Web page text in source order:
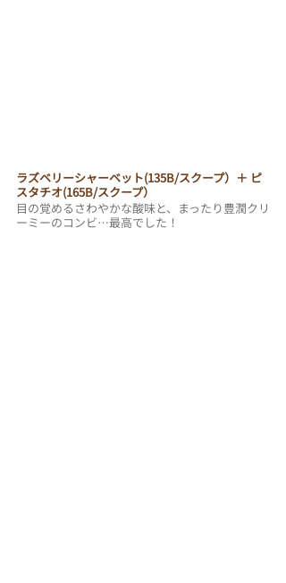
ラズベリーシャーベット(135B/スクープ）＋ ピ
スタチオ(165B/スクープ）
目の覚めるさわやかな酸味と、まったり豊潤クリ
ーミーのコンビ…最高でした！